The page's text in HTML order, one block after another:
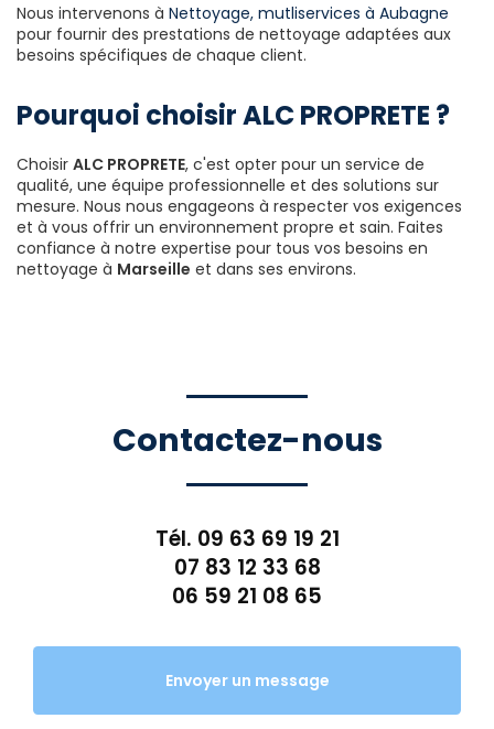
Nous intervenons à Nettoyage, mutliservices à Aubagne
pour fournir des prestations de nettoyage adaptées aux
besoins spécifiques de chaque client.
Pourquoi choisir ALC PROPRETE ?
Choisir ALC PROPRETE, c'est opter pour un service de
qualité, une équipe professionnelle et des solutions sur
mesure. Nous nous engageons à respecter vos exigences
et à vous offrir un environnement propre et sain. Faites
confiance à notre expertise pour tous vos besoins en
nettoyage à Marseille et dans ses environs.
Contactez-nous
Tél. 09 63 69 19 21
07 83 12 33 68
06 59 21 08 65
Envoyer un message